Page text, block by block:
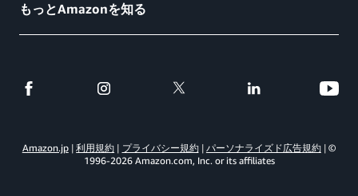
もっとAmazonを知る
Amazon.jp 利用規約 プライバシー規約 パーソナライズド広告規約
©
1996-2026 Amazon.com, Inc. or its affiliates